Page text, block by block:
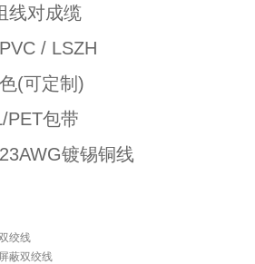
线对成缆
PVC / LSZH
(可定制)
PET包带
23AWG镀锡铜线
绞线
蔽双绞线